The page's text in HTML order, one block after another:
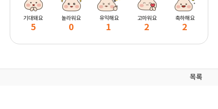
기대돼요
5
놀라워요
0
유익해요
1
고마워요
2
축하해요
2
목록